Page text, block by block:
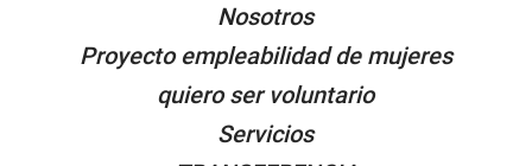
Nosotros
Proyecto empleabilidad de mujeres
quiero ser voluntario
Servicios